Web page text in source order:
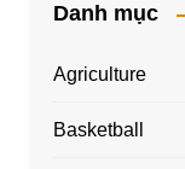
Danh mục
Agriculture
Basketball